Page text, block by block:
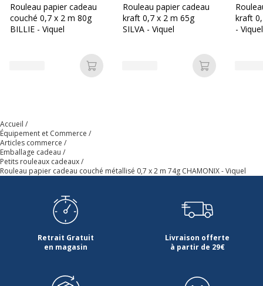
Rouleau papier cadeau
couché 0,7 x 2 m 80g
BILLIE - Viquel
Ajouter au panier
Rouleau papier cadeau
kraft 0,7 x 2 m 65g
SILVA - Viquel
Ajouter au
kraft
- Viquel
Accueil
Équipement et Commerce
Articles commerce
Emballage cadeau
Petits rouleaux cadeaux
Rouleau papier cadeau couché métallisé 0,7 x 2 m 74g CHAMONIX - Viquel
Retrait Gratuit
en magasin
Livraison offerte
à partir de 29€